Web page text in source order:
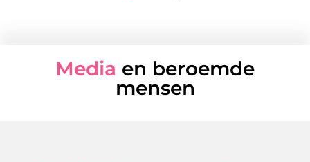
Media en beroemde
mensen